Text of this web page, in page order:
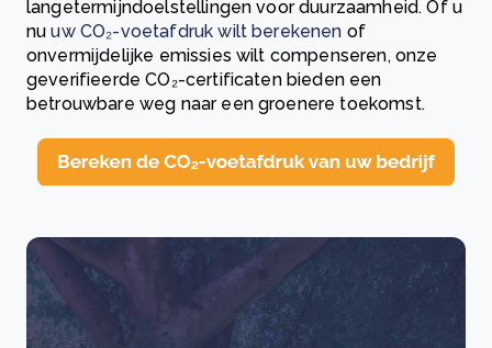
langetermijndoelstellingen voor duurzaamheid. Of u
nuuw CO₂-voetafdruk wilt berekenen of
onvermijdelijke emissies wilt compenseren, onze
geverifieerde CO₂-certificaten bieden een
betrouwbare weg naar een groenere toekomst.